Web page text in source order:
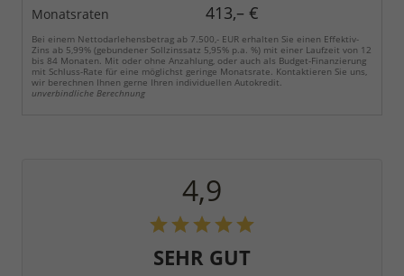
Monatsraten
413,– €
Bei einem Nettodarlehensbetrag ab 7.500,- EUR erhalten Sie einen Effektiv-
Zins ab 5,99% (gebundener Sollzinssatz 5,95% p.a. %) mit einer Laufzeit von 12
bis 84 Monaten. Mit oder ohne Anzahlung, oder auch als Budget-Finanzierung
mit Schluss-Rate für eine möglichst geringe Monatsrate. Kontaktieren Sie uns,
wir berechnen Ihnen gerne Ihren individuellen Autokredit.
unverbindliche Berechnung
4,9
SEHR GUT